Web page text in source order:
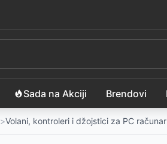
Sada na Akciji Brendovi
>Volani, kontroleri i džojstici za PC računar